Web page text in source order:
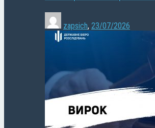
zapsich, 23/07/2026